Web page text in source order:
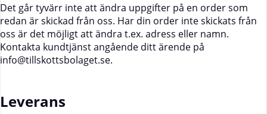
Det går tyvärr inte att ändra uppgifter på en order som
redan är skickad från oss. Har din order inte skickats från
oss är det möjligt att ändra t.ex. adress eller namn.
Kontakta kundtjänst angående ditt ärende på
info@tillskottsbolaget.se.
Leverans